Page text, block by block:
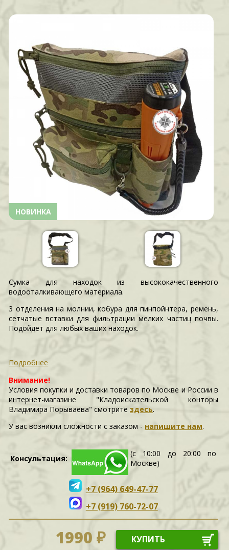
НОВИНКА
Сумка для находок из высококачественного
водооталкивающего материала.
3 отделения на молнии, кобура для пинпойнтера, ремень,
сетчатые вставки для фильтрации мелких частиц почвы.
Подойдет для любых ваших находок.
Подробнее
Внимание!
Условия покупки и доставки товаров по Москве и России в
интернет-магазине "Кладоискательской конторы
Владимира Порываева" смотритездесь.
У вас возникли сложности c заказом - напишите нам.
Консультация:
(с 10:00 до 20:00 по
Москве)
+7 (964) 649-47-77
+7 (919) 760-72-07
1990 ₽ КУПИТЬ